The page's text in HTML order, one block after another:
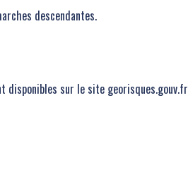
descendantes.
disponibles sur le site georisques.gouv.fr